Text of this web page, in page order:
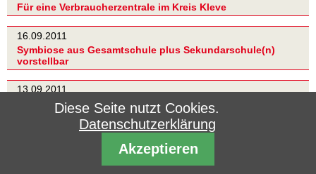
Für eine Verbraucherzentrale im Kreis Kleve
16.09.2011
Symbiose aus Gesamtschule plus Sekundarschule(n)
vorstellbar
13.09.2011
SPD Bedburg-Hau fordert mehr Bürgerbeteiligung in
Fragen kommunaler Haushaltspolitik
Wilhelm van Beek und Karl-Heinz Gebauer bilden neue
Diese Seite nutzt Cookies.
Datenschutzerklärung
Akzeptieren